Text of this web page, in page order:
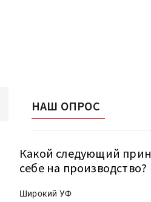
НАШ ОПРОС
Какой следующий
себе на производство?
Широкий УФ